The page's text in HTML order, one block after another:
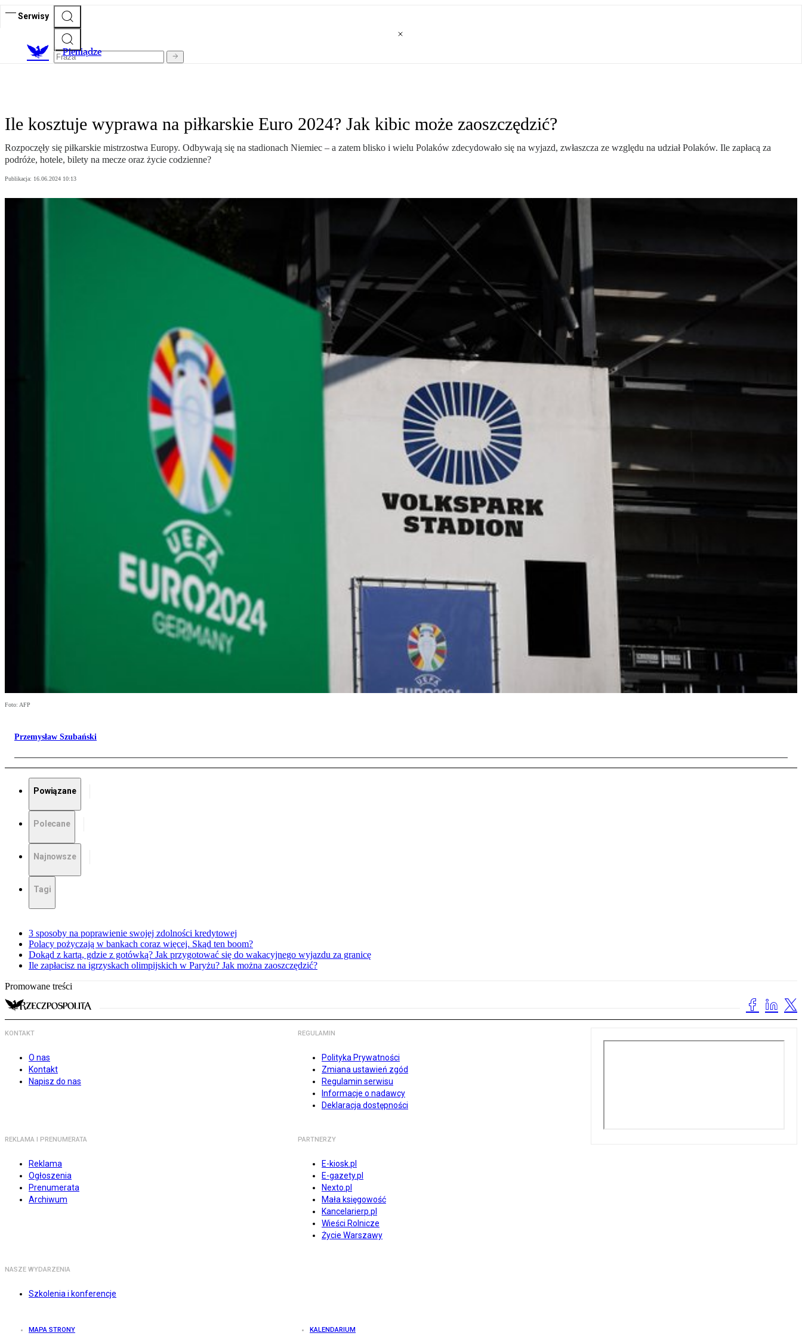
Serwisy
Pieniądze
Ile kosztuje wyprawa na piłkarskie Euro 2024? Jak kibic może zaoszczędzić?
Rozpoczęły się piłkarskie mistrzostwa Europy. Odbywają się na stadionach Niemiec – a zatem blisko i wielu Polaków zdecydowało się na wyjazd, zwłaszcza ze względu na udział Polaków. Ile zapłacą za
podróże, hotele, bilety na mecze oraz życie codzienne?
Publikacja: 16.06.2024 10:13
Foto: AFP
Przemysław Szubański
Powiązane
Polecane
Najnowsze
Tagi
3 sposoby na poprawienie swojej zdolności kredytowej
Polacy pożyczają w bankach coraz więcej. Skąd ten boom?
Dokąd z kartą, gdzie z gotówką? Jak przygotować się do wakacyjnego wyjazdu za granicę
Ile zapłacisz na igrzyskach olimpijskich w Paryżu? Jak można zaoszczędzić?
Promowane treści
KONTAKT
O nas
Kontakt
Napisz do nas
REGULAMIN
Polityka Prywatności
Zmiana ustawień zgód
Regulamin serwisu
Informacje o nadawcy
Deklaracja dostępności
REKLAMA I PRENUMERATA
Reklama
Ogłoszenia
Prenumerata
Archiwum
PARTNERZY
E-kiosk.pl
E-gazety.pl
Nexto.pl
Mała księgowość
Kancelarierp.pl
Wieści Rolnicze
Życie Warszawy
NASZE WYDARZENIA
Szkolenia i konferencje
MAPA STRONY KALENDARIUM